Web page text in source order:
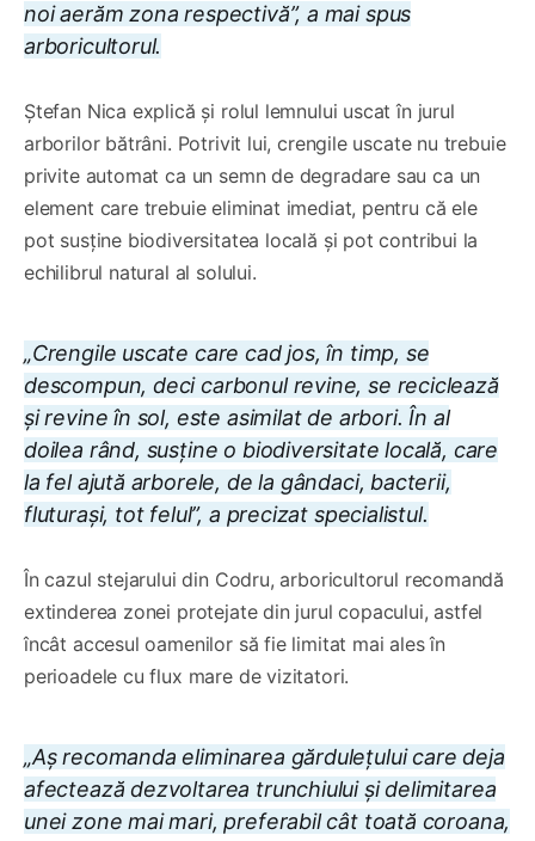
noi aerăm zona respectivă”, a mai spus
arboricultorul.
Ștefan Nica explică și rolul lemnului uscat în jurul
arborilor bătrâni. Potrivit lui, crengile uscate nu trebuie
privite automat ca un semn de degradare sau ca un
element care trebuie eliminat imediat, pentru că ele
pot susține biodiversitatea locală și pot contribui la
echilibrul natural al solului.
„Crengile uscate care cad jos, în timp, se
descompun, deci carbonul revine, se reciclează
și revine în sol, este asimilat de arbori. În al
doilea rând, susține o biodiversitate locală, care
la fel ajută arborele, de la gândaci, bacterii,
fluturași, tot felul”, a precizat specialistul.
În cazul stejarului din Codru, arboricultorul recomandă
extinderea zonei protejate din jurul copacului, astfel
încât accesul oamenilor să fie limitat mai ales în
perioadele cu flux mare de vizitatori.
„Aș recomanda eliminarea gărdulețului care deja
afectează dezvoltarea trunchiului și delimitarea
unei zone mai mari, preferabil cât toată coroana,